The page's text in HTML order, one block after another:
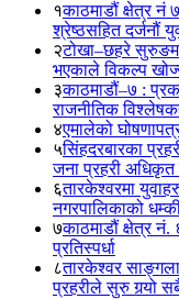
१काठमाडौं क्षेत्र नं
श्रेष्ठसहित दर्जनौं
२टोखा–छहरे
भएकाले विकल्प
३काठमाडौं–७ :
राजनीतिक
४एमालेको
५सिंहदरबारका
जना प्रहरी
६तारकेश्वरमा
नगरपालिकाको
७काठमाडौं क्षेत्र
प्रतिस्पर्धा
८तारकेश्वर
प्रहरीले सुरु गर्‍यो